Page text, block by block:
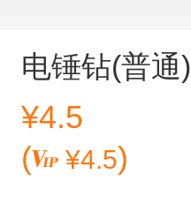
电锤钻(普通)
¥4.5
(
¥4.5)